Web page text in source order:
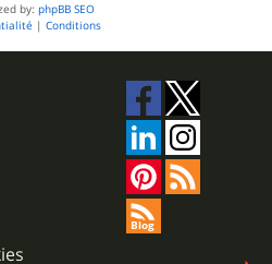
by: phpBB SEO
| Conditions